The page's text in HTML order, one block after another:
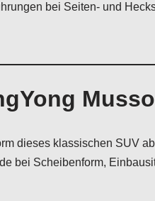
bei Seiten- und
Musso
dieses klassischen SUV
bei Scheibenform,